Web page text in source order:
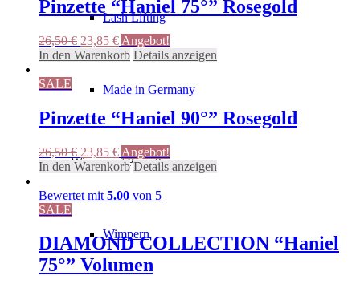
Lash Lifting
Made in Germany
Wimpern / Pinzetten
Wimpern
Pinzette “Haniel 75°” Rosegold
26,50€ Ursprünglicher
Preis
26,50 €
23,85 €Aktueller
Preis
23,85 €.
Angebot!
In den Warenkorb Details anzeigen
SALE
Pinzette “Haniel 90°” Rosegold
26,50€ Ursprünglicher
Preis
26,50 €
23,85 €Aktueller
Preis
23,85 €.
Angebot!
In den Warenkorb Details anzeigen
Bewertet mit 5.00 von 5
SALE
DIAMOND COLLECTION “Haniel
75°” Volumen